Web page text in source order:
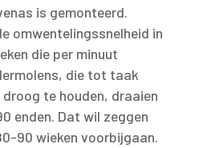
is gemonteerd.
omwentelingssnelheid in
die per minuut
die tot taak
te houden, draaien
enden. Dat wil zeggen
90 wieken voorbijgaan.